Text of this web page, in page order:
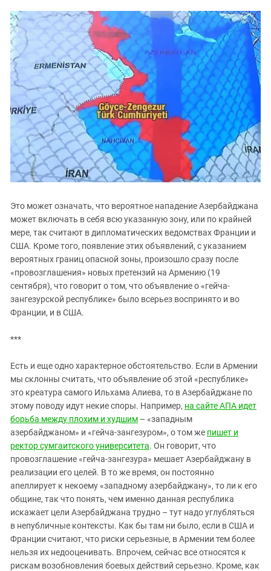
Это может означать, что вероятное нападение Азербайджана
может включать в себя всю указанную зону, или по крайней
мере, так считают в дипломатических ведомствах Франции и
США. Кроме того, появление этих объявлений, с указанием
вероятных границ опасной зоны, произошло сразу после
«провозглашения» новых претензий на Армению (19
сентября), что говорит о том, что объявление о «гейча-
зангезурской республике» было всерьез воспринято и во
Франции, и в США.
***
Есть и еще одно характерное обстоятельство. Если в Армении
мы склонны считать, что объявление об этой «республике»
это креатура самого Ильхама Алиева, то в Азербайджане по
этому поводу идут некие споры. Например, на сайте АПА идет
борьба между плохим и худшим – «западным
азербайджаном» и «гейча-зангезуром», о том же пишет и
ректор сумгаитского университета. Он говорит, что
провозглашение «гейча-зангезура» мешает Азербайджану в
реализации его целей. В то же время, он постоянно
апеллирует к некоему «западному азербайджану», то ли к его
общине, так что понять, чем именно данная республика
искажает цели Азербайджана трудно – тут надо углубляться
в непубличные контексты. Как бы там ни было, если в США и
Франции считают, что риски серьезные, в Армении тем более
нельзя их недооценивать. Впрочем, сейчас все относятся к
рискам возобновления боевых действий серьезно. Кроме, как